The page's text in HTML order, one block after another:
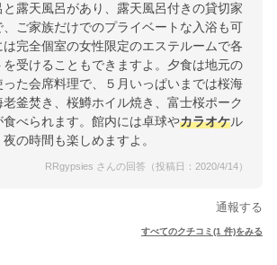
露天風呂があり、露天風呂付きの貸切家
ご家族だけでのプライベートな入浴も可
完全個室の女性限定のエステルームで各
受けることもできますよ。夕食は地元の
た会席料理で、５月いっぱいまでは桜海
釜焚き、桜鱒ホイル焼き、富士桜ポーク
べられます。館内には卓球やカラオケル
の時間も楽しめますよ。
RRgypsies さんの回答（投稿日：2020/4/14）
通報する
すべてのクチコミ(1 件)をみる